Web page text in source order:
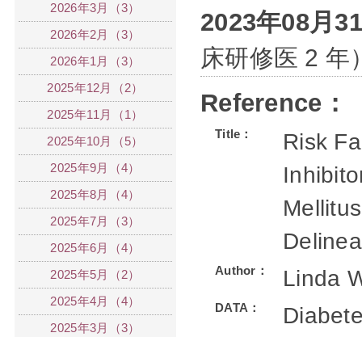
2023年08月
床研修医 2 年
Reference：
Title：
Risk
Author： Linda
DATA：
2026年3月（3）
2026年2月（3）
2026年1月（3）
2025年12月（2）
2025年11月（1）
2025年10月（5）
2025年9月（4）
2025年8月（4）
2025年7月（3）
2025年6月（4）
2025年5月（2）
2025年4月（4）
2025年3月（3）